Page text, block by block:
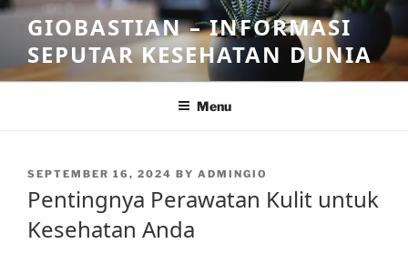
Skip
content
GIOBASTIAN – INFORMASI
SEPUTAR KESEHATAN DUNIA
Menu
POSTED
SEPTEMBER 16, 2024 BY ADMINGIO
Pentingnya Perawatan Kulit untuk
Kesehatan Anda